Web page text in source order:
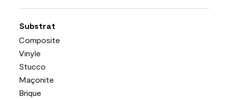
Substrat
Composite
Vinyle
Stucco
Maçonite
Brique